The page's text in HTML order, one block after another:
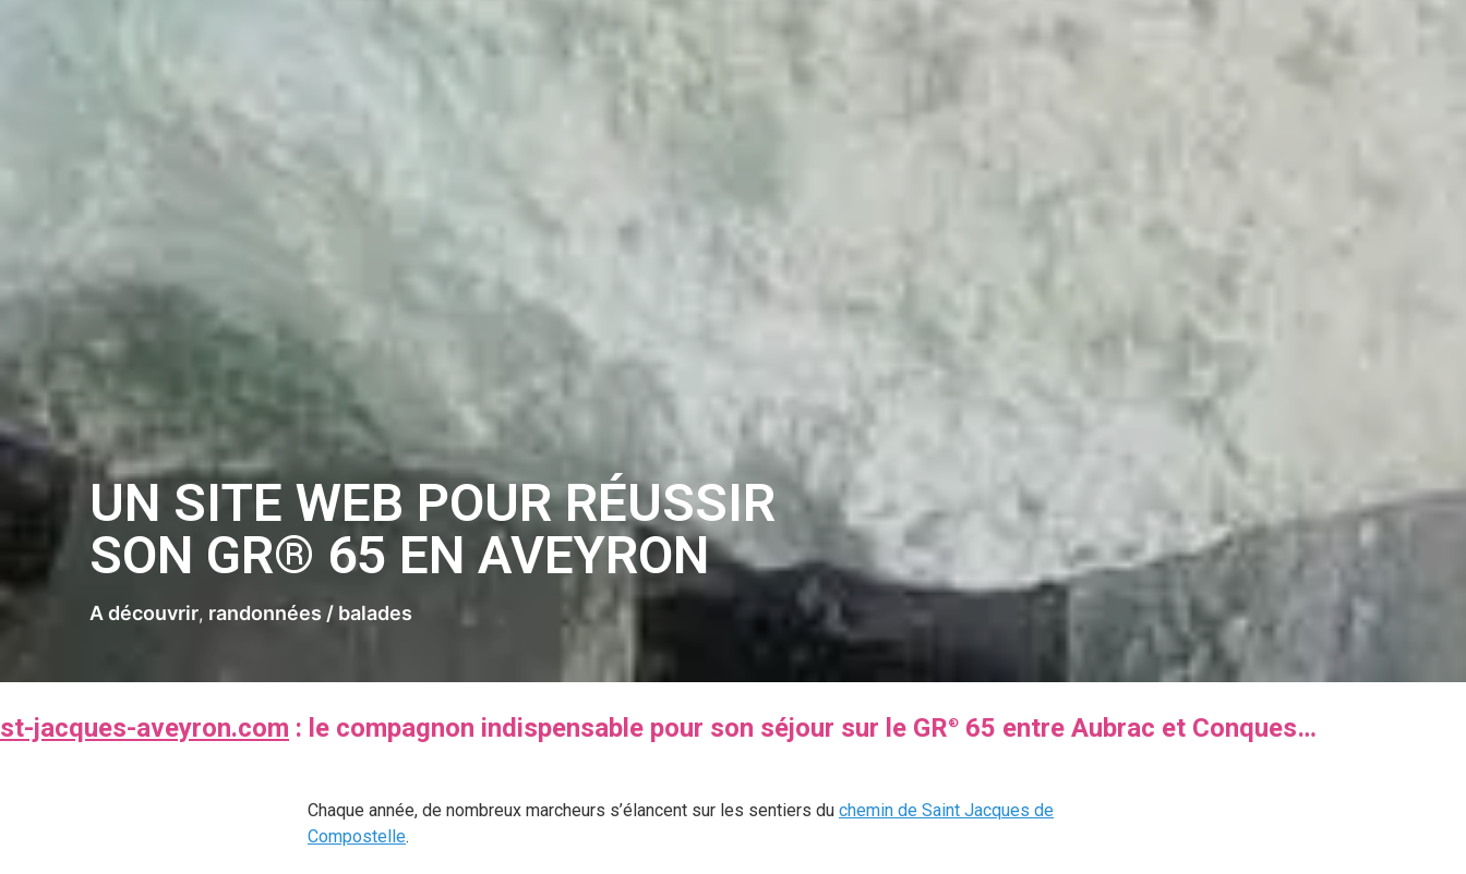
UN SITE WEB POUR RÉUSSIR
SON GR® 65 EN AVEYRON
A découvrir randonnées / balades
st-jacques-aveyron.com : le compagnon indispensable pour son séjour sur le GR® 65 entre Aubrac et Conques…
Chaque année, de nombreux marcheurs s’élancent sur les sentiers du chemin de Saint Jacques de
Compostelle.